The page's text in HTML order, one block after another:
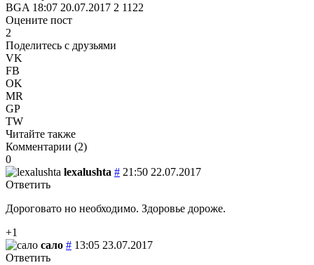
BGA 18:07 20.07.2017 2 1122
Оцените пост
2
Поделитесь с друзьями
VK
FB
OK
MR
GP
TW
Читайте также
Комментарии (2)
0
lexalushta # 21:50 22.07.2017
Ответить
Дороговато но необходимо. Здоровье дороже.
+1
сало # 13:05 23.07.2017
Ответить